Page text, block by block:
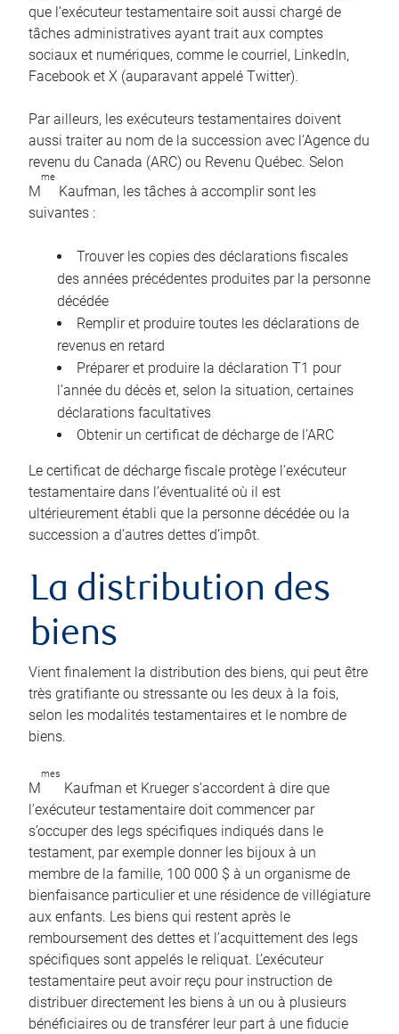
que l’exécuteur testamentaire soit aussi chargé de
tâches administratives ayant trait aux comptes
sociaux et numériques, comme le courriel, LinkedIn,
Facebook et X (auparavant appelé Twitter).
Par ailleurs, les exécuteurs testamentaires doivent
aussi traiter au nom de la succession avec l’Agence du
revenu du Canada (ARC) ou Revenu Québec. Selon
M
me
Kaufman, les tâches à accomplir sont les
suivantes :
Trouver les copies des déclarations fiscales
des années précédentes produites par la personne
décédée
Remplir et produire toutes les déclarations de
revenus en retard
Préparer et produire la déclaration T1 pour
l’année du décès et, selon la situation, certaines
déclarations facultatives
Obtenir un certificat de décharge de l’ARC
Le certificat de décharge fiscale protège l’exécuteur
testamentaire dans l’éventualité où il est
ultérieurement établi que la personne décédée ou la
succession a d’autres dettes d’impôt.
La distribution des
biens
Vient finalement la distribution des biens, qui peut être
très gratifiante ou stressante ou les deux à la fois,
selon les modalités testamentaires et le nombre de
biens.
M
mes
Kaufman et Krueger s’accordent à dire que
l’exécuteur testamentaire doit commencer par
s’occuper des legs spécifiques indiqués dans le
testament, par exemple donner les bijoux à un
membre de la famille, 100 000 $ à un organisme de
bienfaisance particulier et une résidence de villégiature
aux enfants. Les biens qui restent après le
remboursement des dettes et l’acquittement des legs
spécifiques sont appelés le reliquat. L’exécuteur
testamentaire peut avoir reçu pour instruction de
distribuer directement les biens à un ou à plusieurs
bénéficiaires ou de transférer leur part à une fiducie